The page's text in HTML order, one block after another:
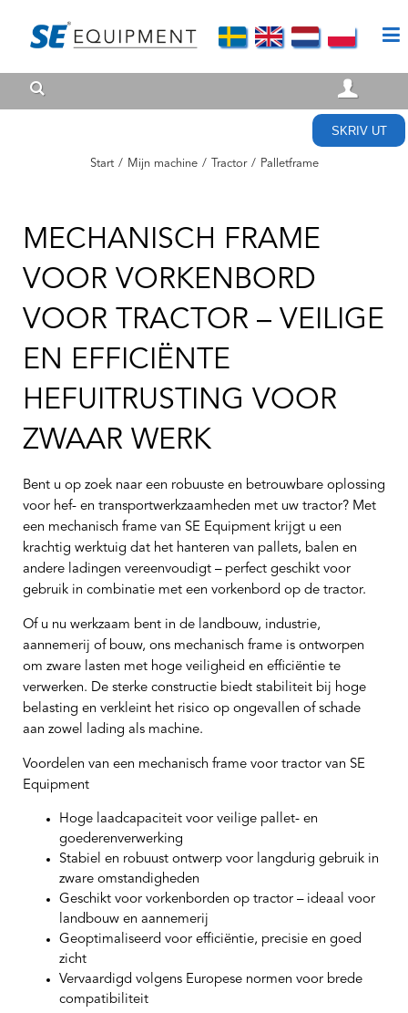
SKRIV UT
Start / Mijn machine / Tractor / Palletframe
MECHANISCH FRAME
VOOR VORKENBORD
VOOR TRACTOR – VEILIGE
EN EFFICIËNTE
HEFUITRUSTING VOOR
ZWAAR WERK
Bent u op zoek naar een robuuste en betrouwbare oplossing
voor hef- en transportwerkzaamheden met uw tractor? Met
een mechanisch frame van SE Equipment krijgt u een
krachtig werktuig dat het hanteren van pallets, balen en
andere ladingen vereenvoudigt – perfect geschikt voor
gebruik in combinatie met een vorkenbord op de tractor.
Of u nu werkzaam bent in de landbouw, industrie,
aannemerij of bouw, ons mechanisch frame is ontworpen
om zware lasten met hoge veiligheid en efficiëntie te
verwerken. De sterke constructie biedt stabiliteit bij hoge
belasting en verkleint het risico op ongevallen of schade
aan zowel lading als machine.
Voordelen van een mechanisch frame voor tractor van SE
Equipment
Hoge laadcapaciteit voor veilige pallet- en
goederenverwerking
Stabiel en robuust ontwerp voor langdurig gebruik in
zware omstandigheden
Geschikt voor vorkenborden op tractor – ideaal voor
landbouw en aannemerij
Geoptimaliseerd voor efficiëntie, precisie en goed
zicht
Vervaardigd volgens Europese normen voor brede
compatibiliteit